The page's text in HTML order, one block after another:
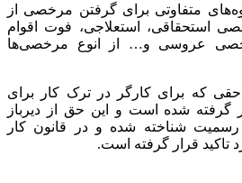
متفاوتی برای گرفتن مرخصی از
استحقاقی، استعلاجی، فوت اقوام
عروسی و… از انوع مرخصی‌ها
که برای کارگر در ترک کار برای
گرفته شده است و این حق از دیرباز
رسمیت شناخته شده و در قانون کار
تاکید قرار گرفته است.